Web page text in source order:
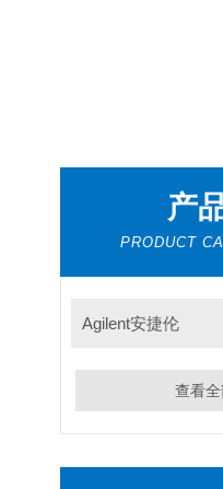
产
PRODUCT
Agilent安捷伦
查看全